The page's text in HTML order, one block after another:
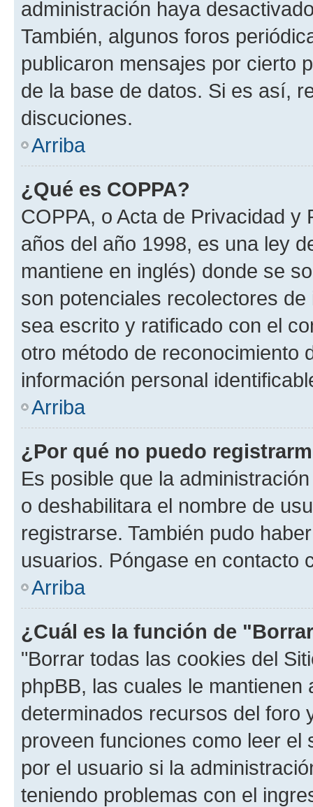
administración haya
También, algunos foros
publicaron mensajes por cierto
de la base de datos. Si es así,
discuciones.
Arriba
¿Qué es COPPA?
COPPA, o Acta de Privacidad
años del año 1998, es una ley
mantiene en inglés) donde se
son potenciales recolectores
sea escrito y ratificado con el
otro método de reconocimiento
información personal
Arriba
¿Por qué no puedo
Es posible que la
o deshabilitara el nombre de
registrarse. También pudo
usuarios. Póngase en contacto
Arriba
¿Cuál es la función de
"Borrar todas las cookies del
phpBB, las cuales le
determinados recursos del foro
proveen funciones como leer el
por el usuario si la
teniendo problemas con el